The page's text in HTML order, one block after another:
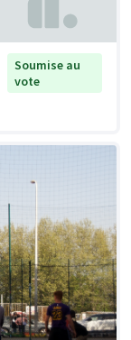
Soumise au
vote